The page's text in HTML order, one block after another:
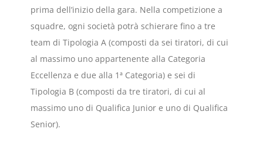
prima dell’inizio della gara. Nella competizione a
squadre, ogni società potrà schierare fino a tre
team di Tipologia A (composti da sei tiratori, di cui
al massimo uno appartenente alla Categoria
Eccellenza e due alla 1ª Categoria) e sei di
Tipologia B (composti da tre tiratori, di cui al
massimo uno di Qualifica Junior e uno di Qualifica
Senior).